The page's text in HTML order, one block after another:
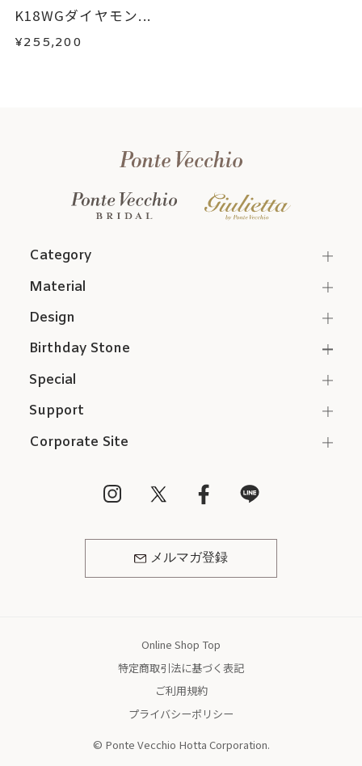
K18WGダイヤモン...
¥255,200
Category
Support
Corporate Site
メルマガ登録
Material
Design
Birthday Stone
Special
Online Shop Top
特定商取引法に基づく表記
ご利用規約
プライバシーポリシー
© Ponte Vecchio Hotta Corporation.